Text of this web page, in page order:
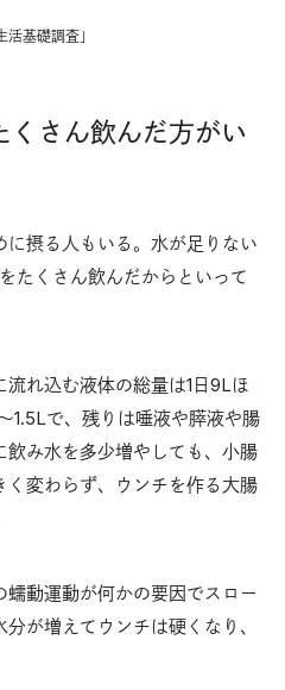
基礎調査」
さん飲んだ方がい
摂る人もいる。水が足りない
たくさん飲んだからといって
れ込む液体の総量は1日9Lほ
1.5Lで、残りは唾液や膵液や腸
み水を多少増やしても、小腸
く変わらず、ウンチを作る大腸
動運動が何かの要因でスロー
が増えてウンチは硬くなり、